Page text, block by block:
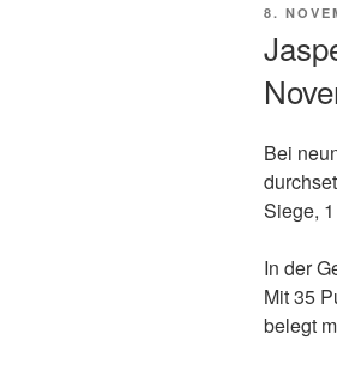
8.
Bei
Siege,
In der
Mit 35
belegt